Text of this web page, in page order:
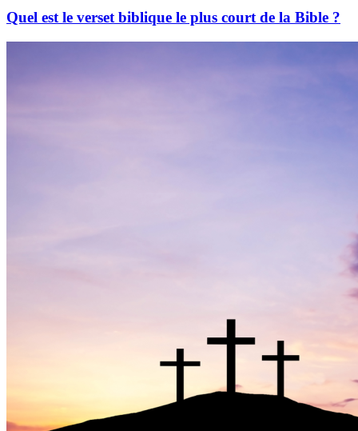
Quel est le verset biblique le plus court de la Bible ?